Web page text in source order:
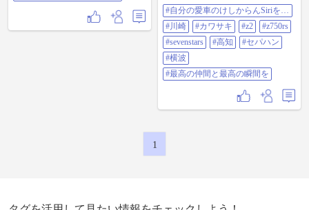
横波 #最高の仲間と最高の瞬間を
#自分の愛車のけしからんSiriを晒
せ
#川崎 #カワサキ #z2
#z750rs
#sevenstars
#高知
#セパハン
#横波
#最高の仲間と最高の瞬間を
1